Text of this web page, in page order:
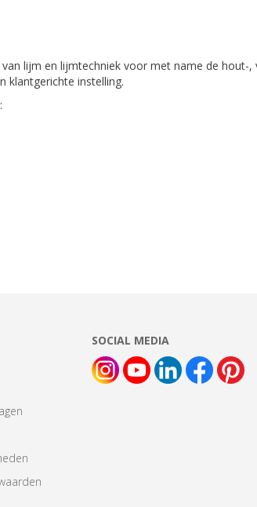
lijm en lijmtechniek voor met name de hout-
klantgerichte instelling.
SOCIAL MEDIA